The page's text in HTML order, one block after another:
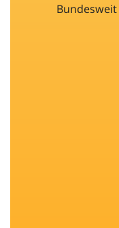
Bundesweit